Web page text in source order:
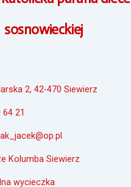
sosnowieckiej
2, 42-470 Siewierz
21
Kolumba Siewierz
wycieczka